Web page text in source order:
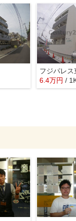
フジパレス
6.4万円 /